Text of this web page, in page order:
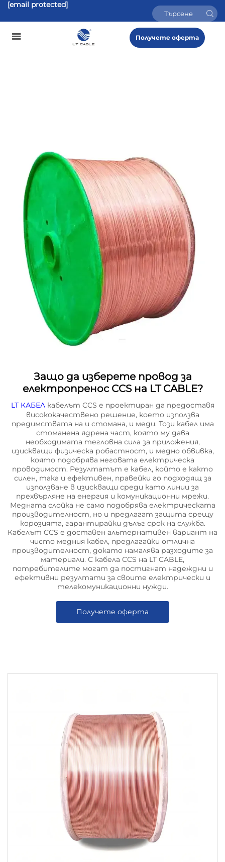
[email protected]
Получете оферта
Защо да изберете провод за
електропренос CCS на LT CABLE?
LT КАБЕЛ кабелът CCS е проектиран да предоставя
висококачествено решение, което използва
предимствата на и стомана, и меди. Този кабел има
стоманена ядрена част, която му дава
необходимата тегловна сила за приложения,
изискващи физическа робастност, и медно обвивка,
която подобрява неговата електрическа
проводимост. Резултатът е кабел, който е както
силен, така и ефективен, правейки го подходящ за
използване в изискващи среди като линии за
прехвърляне на енергия и комуникационни мрежи.
Медната слойка не само подобрява електрическата
производителност, но и предлагат защита срещу
корозията, гарантирайки дълъг срок на служба.
Кабелът CCS е доставен альтернативен вариант на
чисто медния кабел, предлагайки отлична
производителност, докато намалява разходите за
материали. С кабела CCS на LT CABLE,
потребителите могат да постигнат надеждни и
ефективни резултати за своите електрически и
телекомуникационни нужди.
Получете оферта